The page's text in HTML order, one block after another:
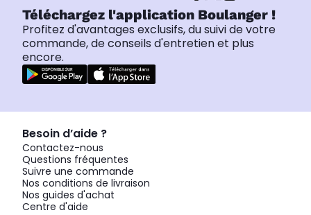
Téléchargez l'application Boulanger !
Profitez d'avantages exclusifs, du suivi de votre
commande, de conseils d'entretien et plus
encore.
Besoin d’aide ?
Contactez-nous
Questions fréquentes
Suivre une commande
Nos conditions de livraison
Nos guides d'achat
Centre d'aide